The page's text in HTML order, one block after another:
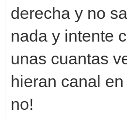
derecha y no
nada y intente
unas cuantas
hieran canal
no!